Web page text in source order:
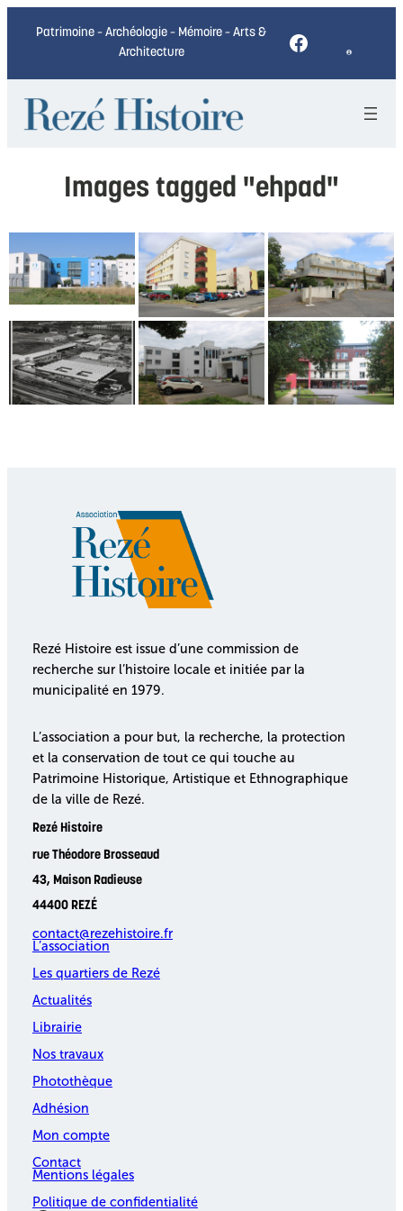
Patrimoine – Archéologie – Mémoire – Arts &
Architecture
Facebook
Images tagged "ehpad"
Rezé Histoire est issue d’une commission de
recherche sur l’histoire locale et initiée par la
municipalité en 1979.
L’association a pour but, la recherche, la protection
et la conservation de tout ce qui touche au
Patrimoine Historique, Artistique et Ethnographique
de la ville de Rezé.
Rezé Histoire
rue Théodore Brosseaud
43, Maison Radieuse
44400 REZÉ
contact@rezehistoire.fr
L’association
Les quartiers de Rezé
Actualités
Librairie
Nos travaux
Photothèque
Adhésion
Mon compte
Contact
Mentions légales
Politique de confidentialité